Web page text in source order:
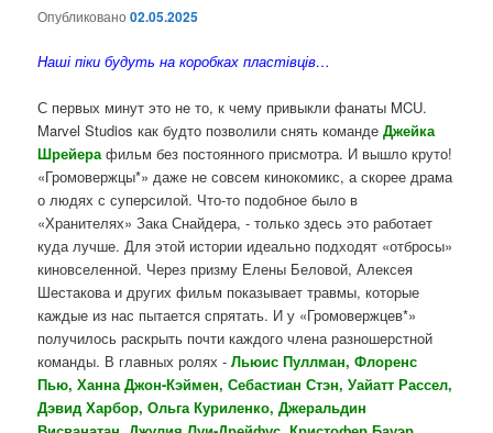
Опубликовано02.05.2025
Наші піки будуть на коробках пластівців…
С первых минут это не то, к чему привыкли фанаты MCU.
Marvel Studios как будто позволили снять командеДжейка
Шрейерафильм без постоянного присмотра. И вышло круто!
«Громовержцы*» даже не совсем кинокомикс, а скорее драма
о людях с суперсилой. Что-то подобное было в
«Хранителях» Зака Снайдера, - только здесь это работает
куда лучше. Для этой истории идеально подходят «отбросы»
киновселенной. Через призму Елены Беловой, Алексея
Шестакова и других фильм показывает травмы, которые
каждые из нас пытается спрятать. И у «Громовержцев*»
получилось раскрыть почти каждого члена разношерстной
команды. В главных ролях -Льюис Пуллман, Флоренс
Пью, Ханна Джон-Кэймен, Себастиан Стэн, Уайатт Рассел,
Дэвид Харбор, Ольга Куриленко, Джеральдин